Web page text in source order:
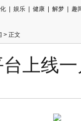
娱乐 健康 解梦
趣
> 正文
上线